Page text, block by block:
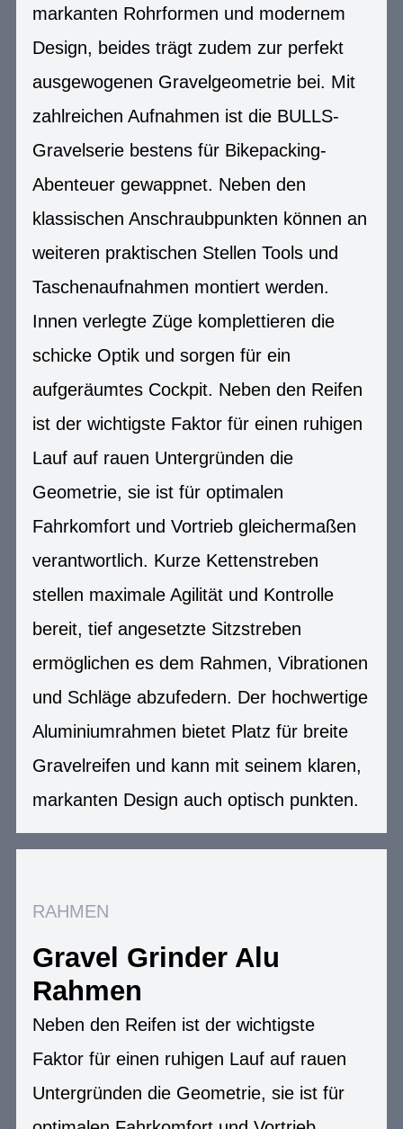
markanten Rohrformen und modernem
Design, beides trägt zudem zur perfekt
ausgewogenen Gravelgeometrie bei. Mit
zahlreichen Aufnahmen ist die BULLS-
Gravelserie bestens für Bikepacking-
Abenteuer gewappnet. Neben den
klassischen Anschraubpunkten können an
weiteren praktischen Stellen Tools und
Taschenaufnahmen montiert werden.
Innen verlegte Züge komplettieren die
schicke Optik und sorgen für ein
aufgeräumtes Cockpit. Neben den Reifen
ist der wichtigste Faktor für einen ruhigen
Lauf auf rauen Untergründen die
Geometrie, sie ist für optimalen
Fahrkomfort und Vortrieb gleichermaßen
verantwortlich. Kurze Kettenstreben
stellen maximale Agilität und Kontrolle
bereit, tief angesetzte Sitzstreben
ermöglichen es dem Rahmen, Vibrationen
und Schläge abzufedern. Der hochwertige
Aluminiumrahmen bietet Platz für breite
Gravelreifen und kann mit seinem klaren,
markanten Design auch optisch punkten.
RAHMEN
Gravel Grinder Alu
Rahmen
Neben den Reifen ist der wichtigste
Faktor für einen ruhigen Lauf auf rauen
Untergründen die Geometrie, sie ist für